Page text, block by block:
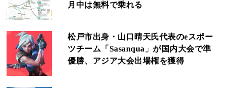
月中は無料で乗れる
松戸市出身・山口晴天氏代表のeスポー
ツチーム「Sasanqua」が国内大会で準
優勝、アジア大会出場権を獲得